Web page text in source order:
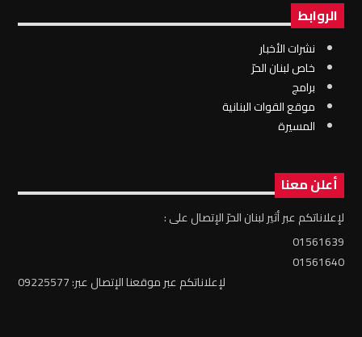
الروابط
نشرات الأخبار
خاص لبنان الحرّ
برامج
موقع القوات البنانية
المسيرة
أعلن معنا
لإعلاناتكم عبر أثير لبنان الحرّ الإتصال على :
01561639
01561640
لإعلاناتكم عبر موقعنا الإتصال عبر: 09225577